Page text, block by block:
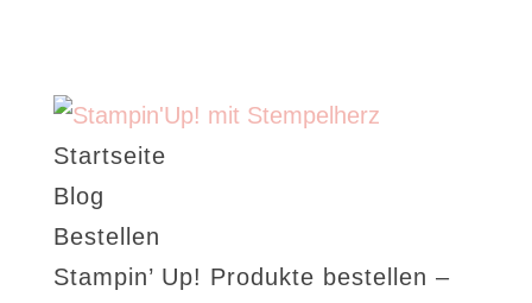
Startseite
Blog
Bestellen
Stampin’ Up! Produkte bestellen –